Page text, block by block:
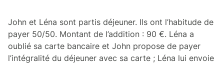
John et Léna sont partis déjeuner. Ils ont l’habitude de
payer 50/50. Montant de l’addition : 90 €. Léna a
oublié sa carte bancaire et John propose de payer
l’intégralité du déjeuner avec sa carte ; Léna lui envoie